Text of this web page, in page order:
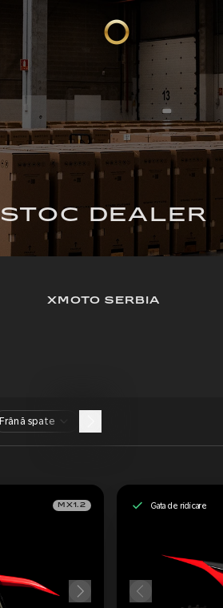
STOC DEALER
XMOTO SERBIA
Frână spate
MX1.2 Gata de ridicare